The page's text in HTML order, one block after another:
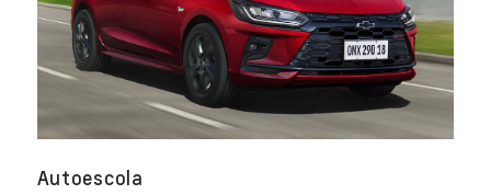
Autoescola